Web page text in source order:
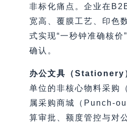
非标化痛点。企业在
宽高、覆膜工艺、印色
式实现“一秒钟准确核价
确认。
办公文具（Stationery
单位的非核心物料采购
属采购商城（Punch-
算审批、额度管控与对